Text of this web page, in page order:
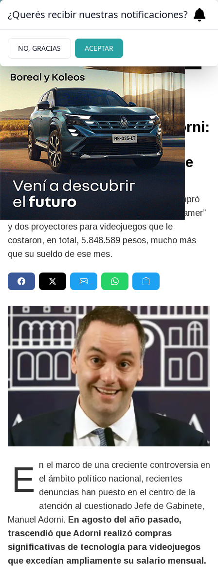
POLÉMICA | 26/06/2026
Otra denuncia contra Adorni:
compró videojuegos con
tarjetas de funcionarios de
Vocería Presidencial
En agosto del año pasado Manuel Adorni compró
en su cuenta de Mercado Libre un “monitor gamer”
y dos proyectores para videojuegos que le
costaron, en total, 5.848.589 pesos, mucho más
que su sueldo de ese mes.
En el marco de una creciente controversia en el ámbito político nacional, recientes
denuncias han puesto en el centro de la
atención al cuestionado Jefe de Gabinete,
Manuel Adorni. En agosto del año pasado,
trascendió que Adorni realizó compras
significativas de tecnología para videojuegos
que excedían ampliamente su salario mensual.
¿Querés recibir nuestras notificaciones?
NO, GRACIAS ACEPTAR